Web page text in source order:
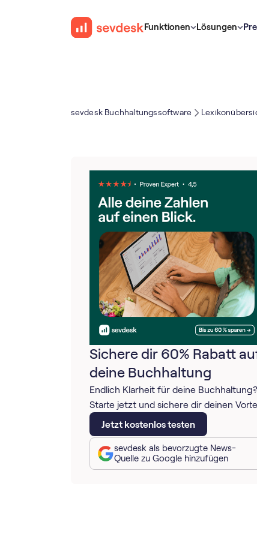
Funktionen Lösungen
sevdesk Buch­haltungs­software
Sichere dir 60% Rabatt
deine Buchhaltung
Endlich Klarheit für deine Buchhaltung?
Starte jetzt und sichere dir deinen
Jetzt kostenlos testen
sevdesk als bevorzugte News-
Quelle zu Google hinzufügen